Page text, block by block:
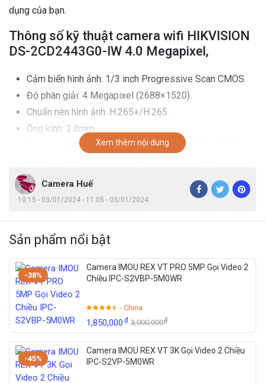
dụng của bạn.
Thông số kỹ thuật camera wifi HIKVISION
DS-2CD2443G0-IW 4.0 Megapixel,
Cảm biến hình ảnh: 1/3 inch Progressive Scan CMOS.
Độ phân giải: 4 Megapixel (2688×1520).
Chuẩn nén hình ảnh: H.265+/H.265.
Ống kính: 2.8mm.
Độ nhạy sáng: Màu sắc: Color: 0.01 Lux @ (F1.2, AGC
Tầm quan sát hồng ngoại: 10 mét (hồng ngoại EXIR).
Hỗ trợ kết nối wifi không dây.
Chức năng cảm biến hồng ngoại chuyển động của người
PIR sensor (Passive Infrared sensor).
Chức năng chống ngược sáng thực 120dB WDR.
Chức năng lọc nhiễu kỹ thuật số 3D DNR (Dynamic
Noise Reduction).
Chức năng báo động khi có đột nhập, chuyển động,
vượt hàng rào ảo…
Hỗ trợ khe cắm thẻ nhớ MicroSD/SDHC/SDXC lên đến
128GB.
Xem thêm nội dung
Camera Huế
10:15 - 03/01/2024 - 11:05 - 03/01/2024
Sản phẩm nổi bật
-38%
Camera IMOU REX VT PRO 5MP Gọi Video 2
Chiều IPC-S2VBP-5M0WR
- China
1,850,000₫ 3,000,000₫
-45%
Camera IMOU REX VT 3K Gọi Video 2 Chiều
IPC-S2VP-5M0WR